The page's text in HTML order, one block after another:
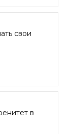
свои
в